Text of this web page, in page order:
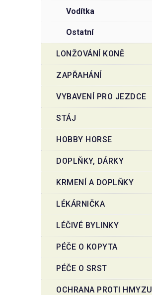
vodítka
ostatní
LONŽOVÁNÍ KONĚ
ZAPŘAHÁNÍ
VYBAVENÍ PRO JEZDCE
STÁJ
HOBBY HORSE
DOPLŇKY, DÁRKY
KRMENÍ A DOPLŇKY
LÉKÁRNIČKA
LÉČIVÉ BYLINKY
PÉČE O KOPYTA
PÉČE O SRST
OCHRANA PROTI HMYZU